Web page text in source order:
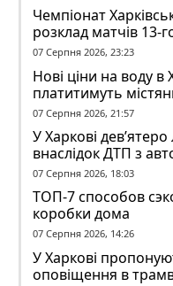
Чемпіонат
розклад матчів 13-
07 Серпня 2026, 23:23
Нові ціни на воду в
платитимуть
07 Серпня 2026, 21:57
У Харкові
внаслідок ДТП з
07 Серпня 2026, 18:03
ТОП-7 способов
коробки дома
07 Серпня 2026, 14:26
У Харкові
оповіщення в